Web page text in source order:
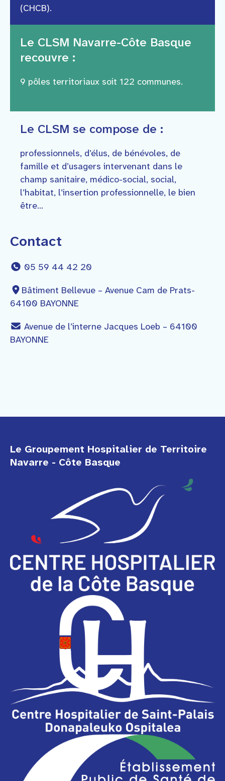
(CHCB).
Le CLSM Navarre-Côte Basque
recouvre :
9 pôles territoriaux soit 122 communes.
Le CLSM se compose de :
professionnels, d’élus, de bénévoles, de
famille et d’usagers intervenant dans le
champ sanitaire, médico-social, social,
l’habitat, l’insertion professionnelle, le bien
être…
Contact
05 59 44 42 20
Bâtiment Bellevue – Avenue Cam de Prats-
64100 BAYONNE
Avenue de l’interne Jacques Loeb – 64100
BAYONNE
Le Groupement Hospitalier de Territoire
Navarre - Côte Basque